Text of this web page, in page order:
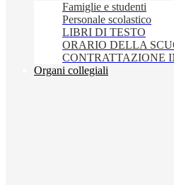
Famiglie e studenti
Personale scolastico
LIBRI DI TESTO
ORARIO DELLA
CONTRATTAZIONE
Organi collegiali